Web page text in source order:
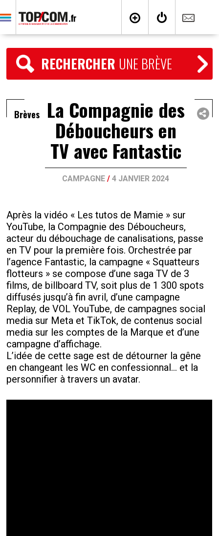
RECHERCHER UNE BRÈVE
Brèves La Compagnie des
Déboucheurs en
TV avec Fantastic
CAMPAGNE /4 JANVIER 2024
Après la vidéo « Les tutos de Mamie » sur
YouTube, la Compagnie des Déboucheurs,
acteur du débouchage de canalisations, passe
en TV pour la première fois. Orchestrée par
l’agence Fantastic, la campagne « Squatteurs
flotteurs » se compose d’une saga TV de 3
films, de billboard TV, soit plus de 1 300 spots
diffusés jusqu’à fin avril, d’une campagne
Replay, de VOL YouTube, de campagnes social
media sur Meta et TikTok, de contenus social
media sur les comptes de la Marque et d’une
campagne d’affichage.
L’idée de cette sage est de détourner la gêne
en changeant les WC en confessionnal… et la
personnifier à travers un avatar.